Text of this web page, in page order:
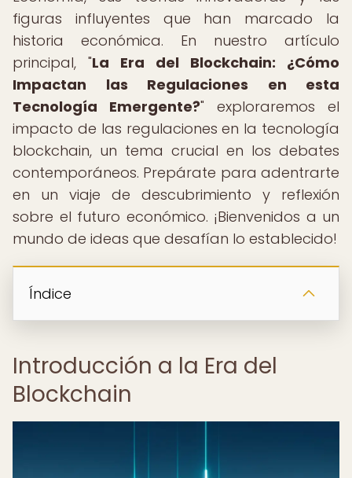
figuras influyentes que han marcado la
historia económica. En nuestro artículo
principal, "La Era del Blockchain: ¿Cómo
Impactan las Regulaciones en esta
Tecnología Emergente?" exploraremos el
impacto de las regulaciones en la tecnología
blockchain, un tema crucial en los debates
contemporáneos. Prepárate para adentrarte
en un viaje de descubrimiento y reflexión
sobre el futuro económico. ¡Bienvenidos a un
mundo de ideas que desafían lo establecido!
Índice
Introducción a la Era del
Blockchain